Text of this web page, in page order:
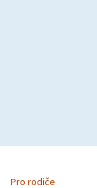
Pro rodiče